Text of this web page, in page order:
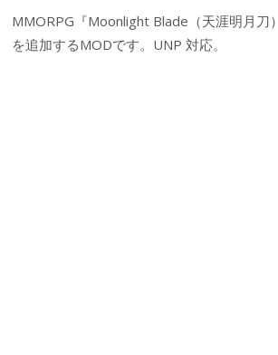
MMORPG『Moonlight Blade（天涯明月刀
を追加するMODです。UNP 対応。